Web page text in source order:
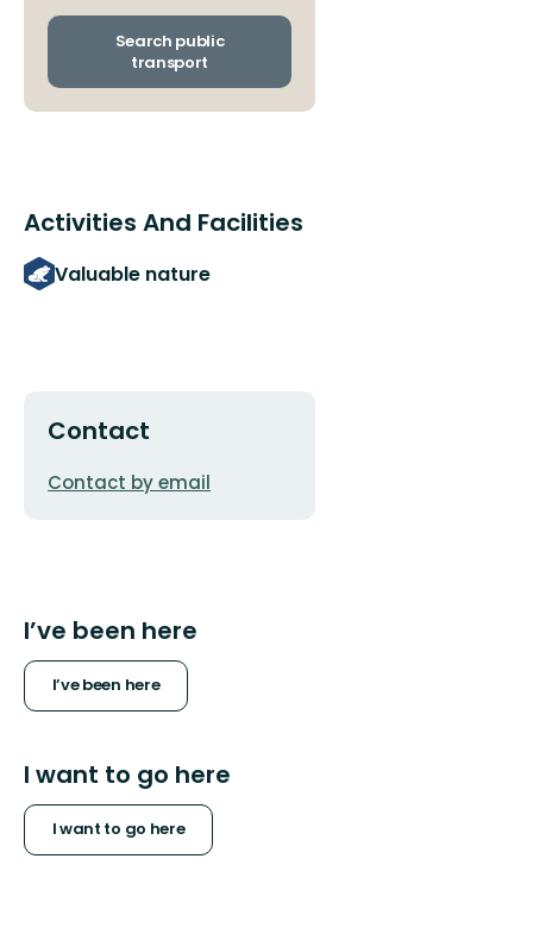
and
Search public
transport
Activities And Facilities
Valuable nature
Contact
Email
Contact by email
I’ve been here
I’ve been here
I want to go here
I want to go here